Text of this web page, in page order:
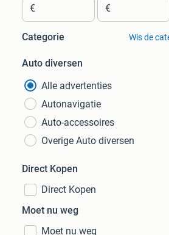
€ €
Categorie Wis de
Auto diversen
Alle advertenties
Autonavigatie
Auto-accessoires
Overige Auto diversen
Direct Kopen
Direct Kopen
Moet nu weg
Moet nu weg